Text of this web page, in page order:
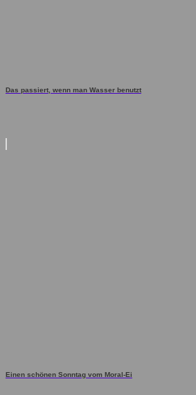
Das passiert, wenn man Wasser benutzt
Einen schönen Sonntag vom Moral-Ei